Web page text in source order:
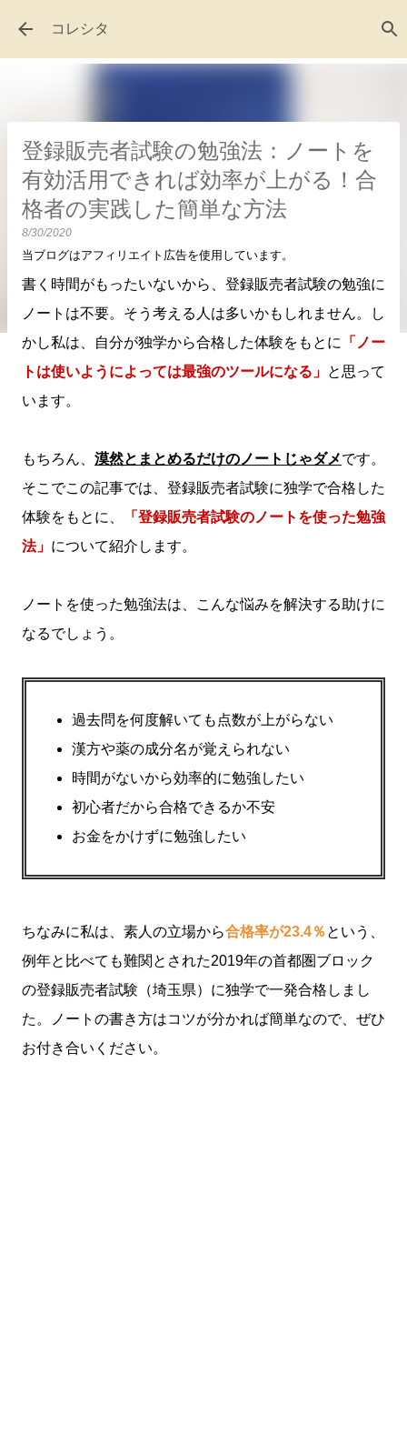
スキップしてメイン コンテンツに移動
コレシタ
登録販売者試験の勉強法：ノートを
有効活用できれば効率が上がる！合
格者の実践した簡単な方法
8/30/2020
当ブログはアフィリエイト広告を使用しています。
書く時間がもったいないから、登録販売者試験の勉強に
ノートは不要。そう考える人は多いかもしれません。し
かし私は、自分が独学から合格した体験をもとに
「ノー
トは使いようによっては最強のツールになる」 と思って
います。
もちろん、 漠然とまとめるだけのノートじゃダメです。
そこでこの記事では、登録販売者試験に独学で合格した
体験をもとに、
「登録販売者試験のノートを使った勉強
法」 について紹介します。
ノートを使った勉強法は、こんな悩みを解決する助けに
なるでしょう。
過去問を何度解いても点数が上がらない
漢方や薬の成分名が覚えられない
時間がないから効率的に勉強したい
初心者だから合格できるか不安
お金をかけずに勉強したい
ちなみに私は、素人の立場から合格率が23.4％ という、
例年と比べても難関とされた2019年の首都圏ブロック
の登録販売者試験（埼玉県）に独学で一発合格しまし
た。ノートの書き方はコツが分かれば簡単なので、ぜひ
お付き合いください。